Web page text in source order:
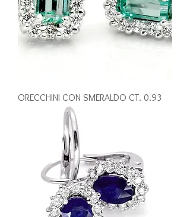
ORECCHINI CON SMERALDO CT. 0.93